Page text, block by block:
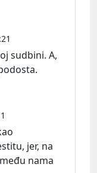
sudbini. A,
jer, na
nama